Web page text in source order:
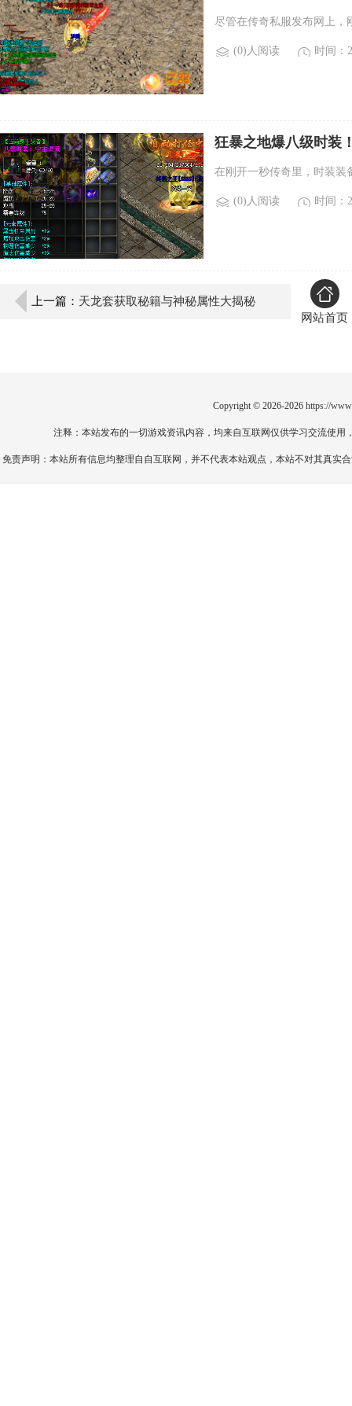
尽管在传奇私服发布网上，
(0)人阅读 时间：
狂暴之地爆八级时装
在刚开一秒传奇里，时装装
(0)人阅读 时间：
上一篇： 天龙套获取秘籍与神秘属性大揭秘
网站首页
Copyright © 2026-2026 https://
注释：本站发布的一切游戏资讯内容，均来自互联网仅供学习交流使
免责声明：本站所有信息均整理自自互联网，并不代表本站观点，本站不对其真实